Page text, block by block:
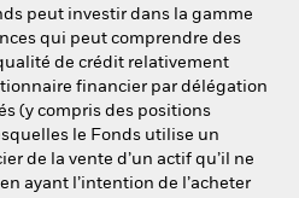
peut investir dans la gamme
qui peut comprendre des
de crédit relativement
financier par délégation
(y compris des positions
le Fonds utilise un
de la vente d’un actif qu’il ne
ayant l’intention de l’acheter